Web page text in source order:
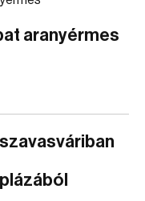
aranyérmes